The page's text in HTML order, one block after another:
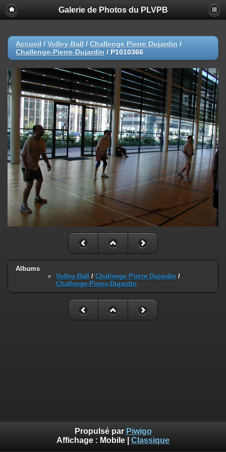
Galerie de Photos du PLVPB
Accueil / Volley-Ball / Challenge Pierre Dujardin /
Challenge-Pierre-Dujardin / P1010366
Albums
Volley-Ball
/ Challenge Pierre Dujardin /
Challenge-Pierre-Dujardin
Propulsé par Piwigo
Affichage : Mobile Classique